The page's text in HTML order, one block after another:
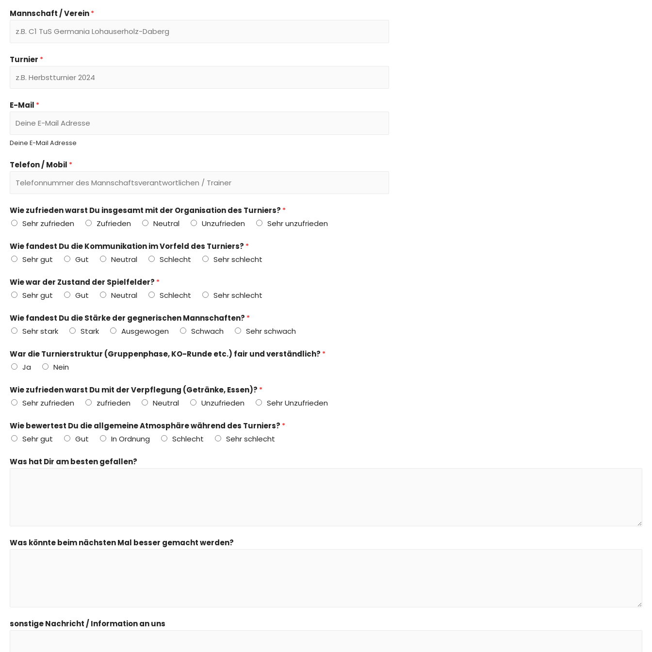
o
m
Mannschaft / Verein*
Turnier *
E-Mail *
Deine E-Mail Adresse
Telefon / Mobil *
Wie zufrieden warst Du insgesamt mit der Organisation des Turniers? *
Sehr zufrieden
Zufrieden Neutral Unzufrieden Sehr unzufrieden
Wie fandest Du die Kommunikation im Vorfeld des Turniers? *
Sehr gut
Gut Neutral Schlecht Sehr schlecht
Wie war der Zustand der Spielfelder? *
Sehr gut
Gut Neutral Schlecht Sehr schlecht
Wie fandest Du die Stärke der gegnerischen Mannschaften? *
Sehr stark
Stark Ausgewogen Schwach Sehr schwach
War die Turnierstruktur (Gruppenphase, KO-Runde etc.) fair und verständlich? *
Ja
Nein
Wie zufrieden warst Du mit der Verpflegung (Getränke, Essen)? *
Sehr zufrieden
zufrieden Neutral Unzufrieden Sehr Unzufrieden
Wie bewertest Du die allgemeine Atmosphäre während des Turniers? *
Sehr gut
Gut In Ordnung Schlecht Sehr schlecht
Was hat Dir am besten gefallen?
Was könnte beim nächsten Mal besser gemacht werden?
sonstige Nachricht / Information an uns